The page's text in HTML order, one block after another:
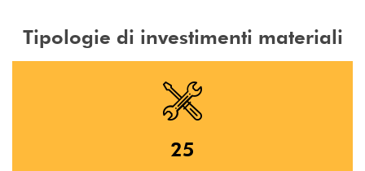
Tipologie di investimenti materiali
25